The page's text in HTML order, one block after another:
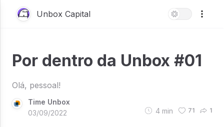
Unbox Capital
Por dentro da Unbox #01
Olá, pessoal!
Time Unbox
03/09/2022
4 min 71 1